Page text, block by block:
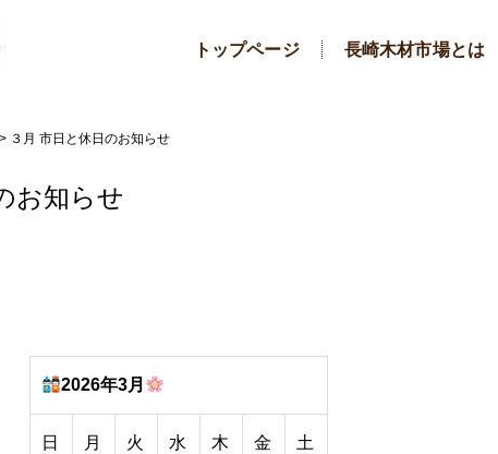
トップページ 長崎木材市場とは
> ３月 市日と休日のお知らせ
お知らせ
2026年3月
日 月 火 水 木 金 土